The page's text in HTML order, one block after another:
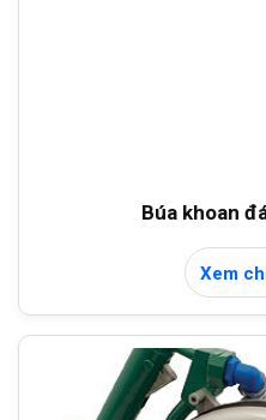
Búa khoan
Xem